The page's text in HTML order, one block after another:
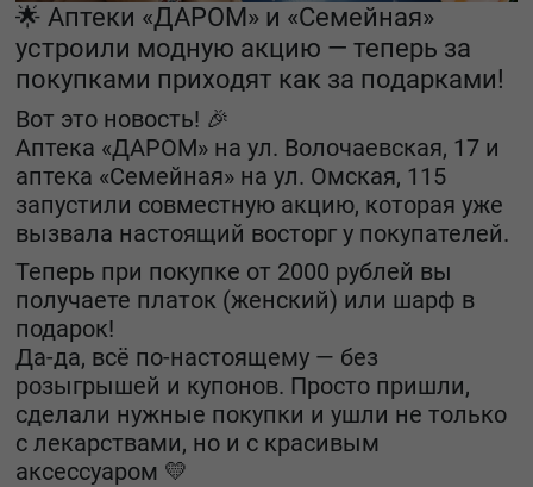
🌟 Аптеки «ДАРОМ» и «Семейная»
устроили модную акцию — теперь за
покупками приходят как за подарками!
Вот это новость! 🎉
Аптека «ДАРОМ» на ул. Волочаевская, 17 и
аптека «Семейная» на ул. Омская, 115
запустили совместную акцию, которая уже
вызвала настоящий восторг у покупателей.
Теперь при покупке от 2000 рублей вы
получаете платок (женский) или шарф в
подарок!
Да-да, всё по-настоящему — без
розыгрышей и купонов. Просто пришли,
сделали нужные покупки и ушли не только
с лекарствами, но и с красивым
аксессуаром 💛